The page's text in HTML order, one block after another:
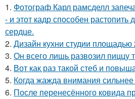
1. Фотограф Карл рамсделл
- и этот кадр способен
сердце.
2. Дизайн кухни студии площадью
3. Он всего лишь развозил пиццу
4. Вот как раз такой стеб и
5. Когда жажда внимания
6. После перенесённого ковида